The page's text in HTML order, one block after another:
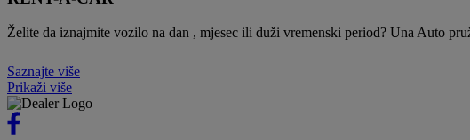
Želite da iznajmite vozilo na dan , mjesec ili duži vremenski period? Una Auto
Saznajte više
Prikaži više